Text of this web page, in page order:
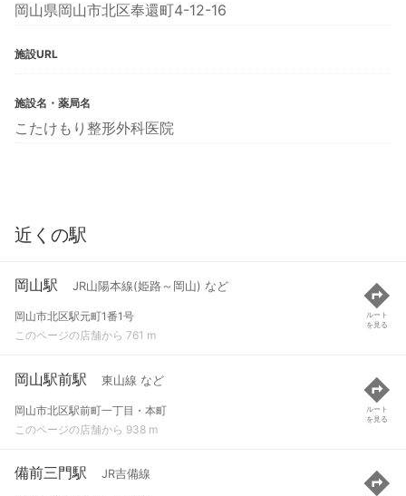
岡山県岡山市北区奉還町4-12-16
施設URL
施設名・薬局名
こたけもり整形外科医院
近くの駅
岡山駅 JR山陽本線(姫路～岡山) など
岡山市北区駅元町1番1号
このページの店舗から 761 m
ルート
を見る
岡山駅前駅 東山線 など
岡山市北区駅前町一丁目・本町
このページの店舗から 938 m
ルート
を見る
備前三門駅 JR吉備線